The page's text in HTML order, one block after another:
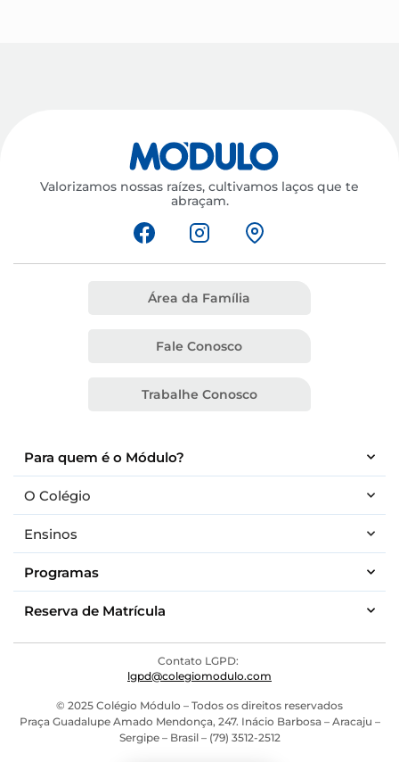
Valorizamos nossas raízes, cultivamos laços que te
abraçam.
Para quem é o Módulo?
O Colégio
Ensinos
Programas
Reserva de Matrícula
Área da Família
Fale Conosco
Trabalhe Conosco
Contato LGPD:
lgpd@colegiomodulo.com
© 2025 Colégio Módulo – Todos os direitos reservados
Praça Guadalupe Amado Mendonça, 247. Inácio Barbosa – Aracaju –
Sergipe – Brasil – (79) 3512-2512